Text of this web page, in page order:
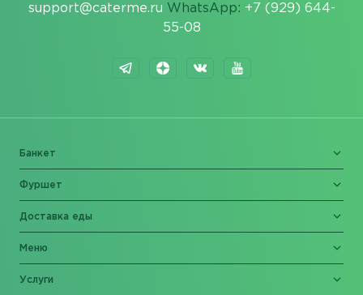
support@caterme.ru WhatsApp: +7 (929) 644-
55-08
Банкет
Фуршет
Доставка еды
Меню
Услуги